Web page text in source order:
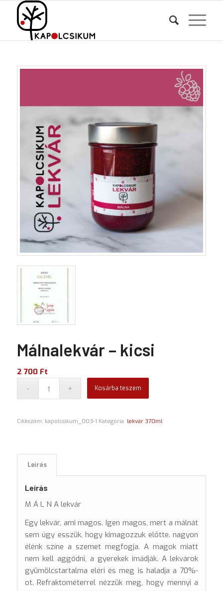
Málnalekvár – kicsi
2 700 Ft
Kosárba teszem
Cikkszám: kapolcsikum_003-1 Kategória: lekvár 370ml
Leírás
Leírás
M Á L N A lekvár
Egy lekvár, ami magos. Igen magos, mert a málnát
sem úgy esszük, hogy kimagozzuk előtte. nagyon
élénk színe a szemet megfogja. A magok miatt
nem kell aggódni, a gyerekek imádják. A lekvárok
gyümölcstartalma eléri és meg is haladja a 70%-
ot. Refraktométerrel nézzük meg, hogy mennyi a